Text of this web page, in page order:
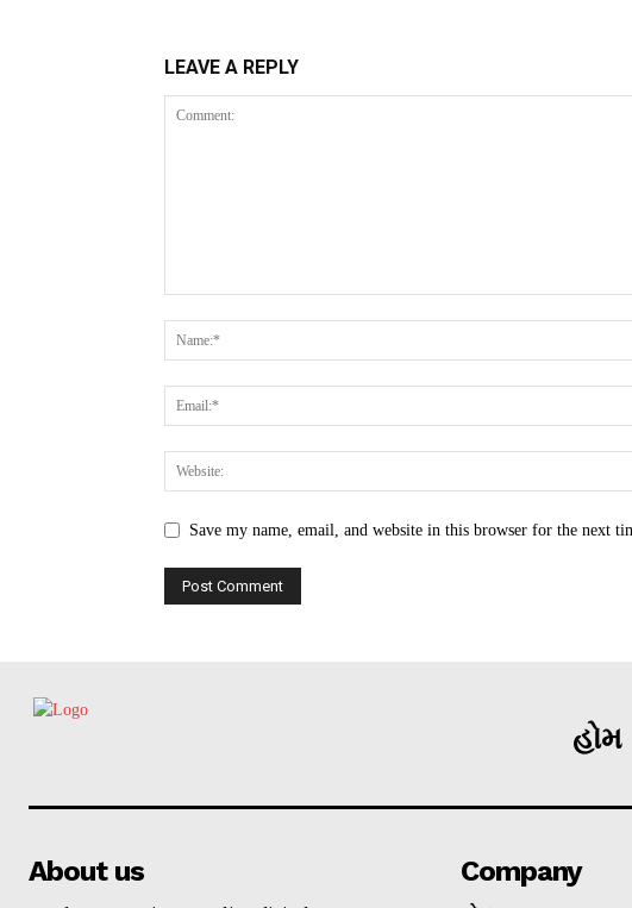
LEAVE A REPLY
Save my name, email, and website in this browser for the next
હોમ
About us Company